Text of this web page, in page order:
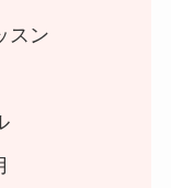
スン